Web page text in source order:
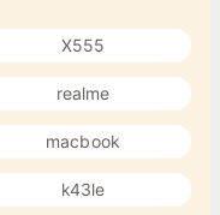
X555
realme
macbook
k43le